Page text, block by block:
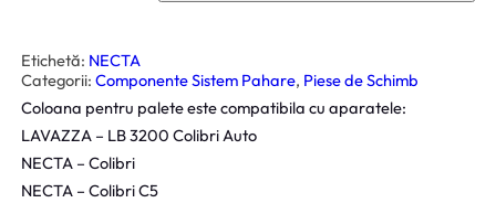
t
a
t
e
C
o
l
o
a
n
Etichetă: NECTA
Categorii:Componente Sistem Pahare, Piese de Schimb
Coloana pentru palete este compatibila cu aparatele:
LAVAZZA – LB 3200 Colibri Auto
NECTA – Colibri
NECTA – Colibri C5